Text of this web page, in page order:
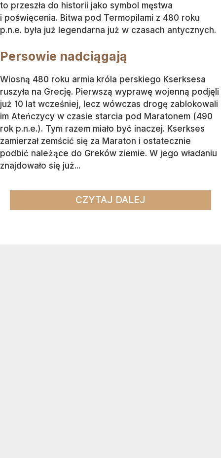
to przeszła do historii jako symbol męstwa
i poświęcenia. Bitwa pod Termopilami z 480 roku
p.n.e. była już legendarna już w czasach antycznych.
Persowie nadciągają
Wiosną 480 roku armia króla perskiego Kserksesa
ruszyła na Grecję. Pierwszą wyprawę wojenną podjęli
już 10 lat wcześniej, lecz wówczas drogę zablokowali
im Ateńczycy w czasie starcia pod Maratonem (490
rok p.n.e.). Tym razem miało być inaczej. Kserkses
zamierzał zemścić się za Maraton i ostatecznie
podbić należące do Greków ziemie. W jego władaniu
znajdowało się już...
CZYTAJ DALEJ